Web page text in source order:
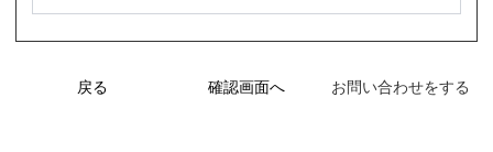
戻る 確認画面へ